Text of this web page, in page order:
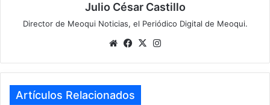
Julio César Castillo
Director de Meoqui Noticias, el Periódico Digital de Meoqui.
WebsiteFacebook
X
Artículos Relacionados